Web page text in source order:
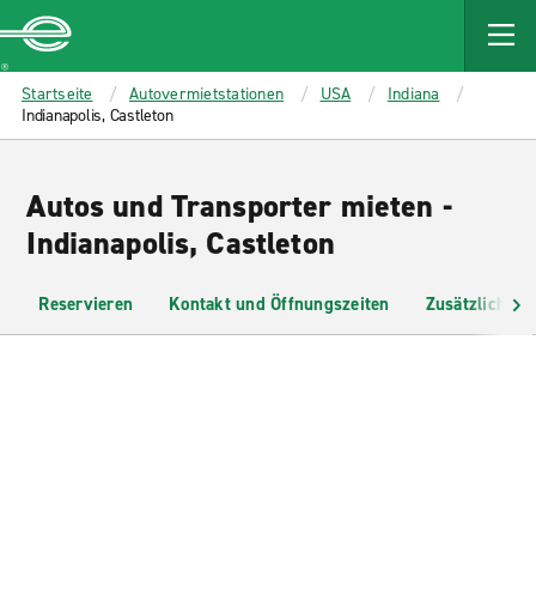
MAIN
CONTENT
Enterprise
Startseite Autovermietstationen USA
Indiana
Indianapolis, Castleton
Autos und Transporter mieten -
Indianapolis, Castleton
Reservieren Kontakt und Öffnungszeiten Zusätzliche